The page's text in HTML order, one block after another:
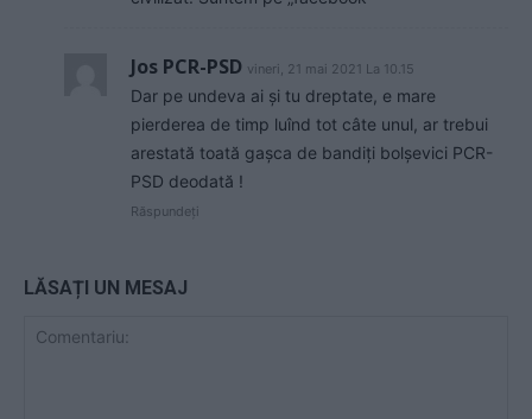
Jos PCR-PSD vineri, 21 mai 2021 La 10.15
Dar pe undeva ai și tu dreptate, e mare
pierderea de timp luînd tot câte unul, ar trebui
arestată toată gașca de bandiți bolșevici PCR-
PSD deodată !
Răspundeți
LĂSAȚI UN MESAJ